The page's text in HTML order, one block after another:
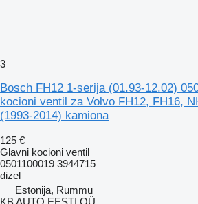
3
Bosch FH12 1-serija (01.93-12.02)
kocioni ventil za Volvo FH12, FH16,
(1993-2014) kamiona
125 €
Glavni kocioni ventil
0501100019 3944715
dizel
Estonija, Rummu
KB AUTO EESTI OÜ